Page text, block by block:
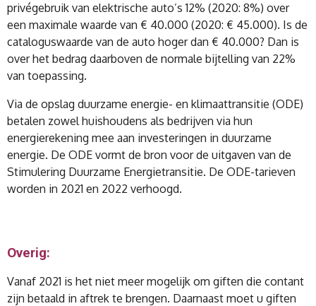
privégebruik van elektrische auto’s 12% (2020: 8%) over
een maximale waarde van € 40.000 (2020: € 45.000). Is de
cataloguswaarde van de auto hoger dan € 40.000? Dan is
over het bedrag daarboven de normale bijtelling van 22%
van toepassing.
Via de opslag duurzame energie- en klimaattransitie (ODE)
betalen zowel huishoudens als bedrijven via hun
energierekening mee aan investeringen in duurzame
energie. De ODE vormt de bron voor de uitgaven van de
Stimulering Duurzame Energietransitie. De ODE-tarieven
worden in 2021 en 2022 verhoogd.
Overig:
Vanaf 2021 is het niet meer mogelijk om giften die contant
zijn betaald in aftrek te brengen. Daarnaast moet u giften